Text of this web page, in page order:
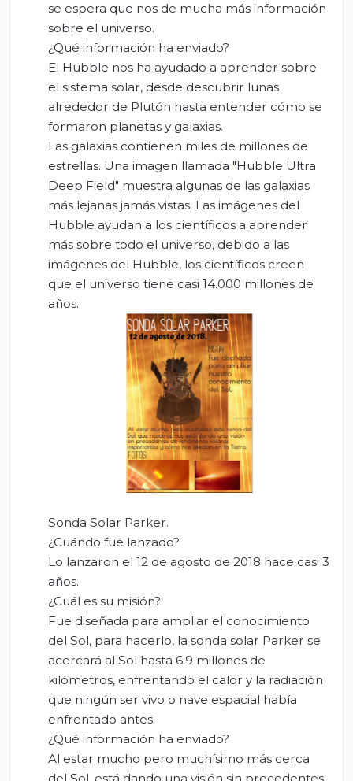
se espera que nos de mucha más información
sobre el universo.
¿Qué información ha enviado?
El Hubble nos ha ayudado a aprender sobre
el sistema solar, desde descubrir lunas
alrededor de Plutón hasta entender cómo se
formaron planetas y galaxias.
Las galaxias contienen miles de millones de
estrellas. Una imagen llamada "Hubble Ultra
Deep Field" muestra algunas de las galaxias
más lejanas jamás vistas. Las imágenes del
Hubble ayudan a los científicos a aprender
más sobre todo el universo, debido a las
imágenes del Hubble, los científicos creen
que el universo tiene casi 14.000 millones de
años.
Sonda Solar Parker.
¿Cuándo fue lanzado?
Lo lanzaron el 12 de agosto de 2018 hace casi 3
años.
¿Cuál es su misión?
Fue diseñada para ampliar el conocimiento
del Sol, para hacerlo, la sonda solar Parker se
acercará al Sol hasta 6.9 millones de
kilómetros, enfrentando el calor y la radiación
que ningún ser vivo o nave espacial había
enfrentado antes.
¿Qué información ha enviado?
Al estar mucho pero muchísimo más cerca
del Sol, está dando una visión sin precedentes